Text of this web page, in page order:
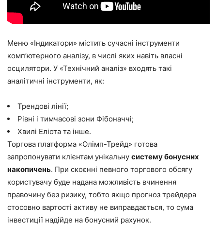
Меню «Індикатори» містить сучасні інструменти
комп’ютерного аналізу, в числі яких навіть власні
осцилятори. У «Технічний аналіз» входять такі
аналітичні інструменти, як:
Трендові лінії;
Рівні і тимчасові зони Фібоначчі;
Хвилі Еліота та інше.
Торгова платформа «Олімп-Трейд» готова
запропонувати клієнтам унікальну систему бонусних
накопичень. При скоєнні певного торгового обсягу
користувачу буде надана можливість вчинення
правочину без ризику, тобто якщо прогноз трейдера
стосовно вартості активу не виправдається, то сума
інвестиції надійде на бонусний рахунок.